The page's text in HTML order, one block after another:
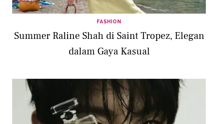
FASHION
Summer Raline Shah di Saint Tropez, Elegan
dalam Gaya Kasual